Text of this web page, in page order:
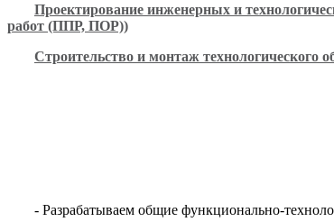
Проектирование инженерных и
работ (ППР, ПОР))
Строительство и монтаж технологического
- Разрабатываем общие функционально-